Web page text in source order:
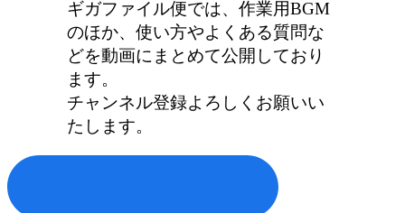
ギガファイル便では、作業用BGM
のほか、使い方やよくある質問な
どを動画にまとめて公開しており
ます。
チャンネル登録よろしくお願いい
たします。